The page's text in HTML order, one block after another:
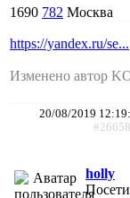
1690 782 Москва
https://yandex.ru/se...
Изменено автор
20/08/2019
holly